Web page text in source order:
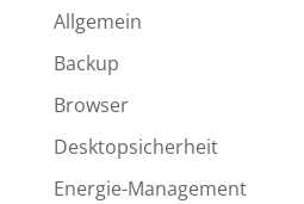
Allgemein
Backup
Browser
Desktopsicherheit
Energie-Management